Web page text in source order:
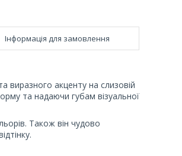
Інформація для замовлення
виразного акценту на слизовій
та надаючи губам візуальної
Також він чудово